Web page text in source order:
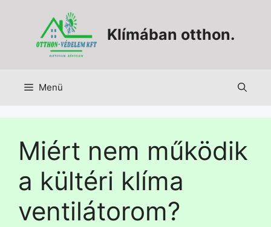
Klímában otthon.
Menü
Miért nem működik
a kültéri klíma
ventilátorom?